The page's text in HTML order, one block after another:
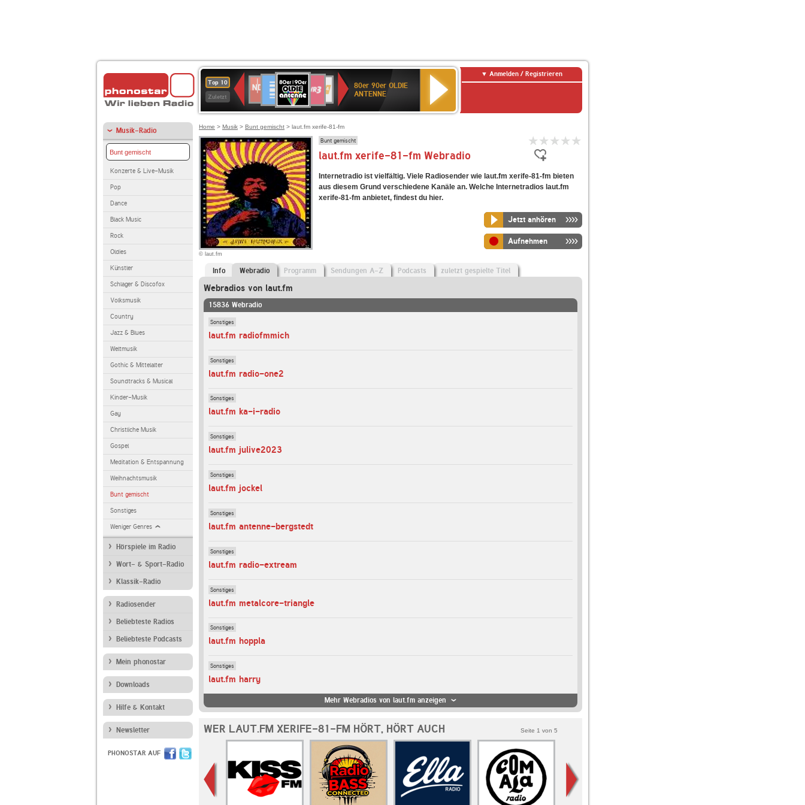
Top 10
Zuletzt
Deutschlandfunk
80er
90er
OLDIE
ANTENNE
SWR3
SWR
Kultur
NDR
2
80er 90er OLDIE
ANTENNE
Anmelden / Registrieren
Musik-Radio
Bunt gemischt
Konzerte & Live-Musik
Pop
Dance
Black Music
Rock
Oldies
Künstler
Schlager & Discofox
Volksmusik
Country
Jazz & Blues
Weltmusik
Gothic & Mittelalter
Soundtracks & Musical
Kinder-Musik
Gay
Christliche Musik
Gospel
Meditation & Entspannung
Weihnachtsmusik
Bunt gemischt
Sonstiges
Weniger Genres
Hörspiele im Radio
Wort- & Sport-Radio
Klassik-Radio
Radiosender
Beliebteste Radios
Beliebteste Podcasts
Mein phonostar
Downloads
Hilfe & Kontakt
Newsletter
PHONOSTAR AUF
Home > Musik > Bunt gemischt > laut.fm xerife-81-fm
© laut.fm
Bunt gemischt
laut.fm xerife-81-fm Webradio
Internetradio ist vielfältig. Viele Radiosender wie laut.fm xerife-81-fm bieten
aus diesem Grund verschiedene Kanäle an. Welche Internetradios laut.fm
xerife-81-fm anbietet, findest du hier.
Jetzt anhören
Aufnehmen
Info Webradio Programm Sendungen A-Z Podcasts zuletzt gespielte Titel
Webradios von laut.fm
15836 Webradio
Sonstiges
laut.fm radiofmmich
Sonstiges
laut.fm radio-one2
Sonstiges
laut.fm ka-i-radio
Sonstiges
laut.fm julive2023
Sonstiges
laut.fm jockel
Sonstiges
laut.fm antenne-bergstedt
Sonstiges
laut.fm radio-extream
Sonstiges
laut.fm metalcore-triangle
Sonstiges
laut.fm hoppla
Sonstiges
laut.fm harry
Mehr Webradios von laut.fm anzeigen
WER LAUT.FM XERIFE-81-FM HÖRT, HÖRT AUCH Seite 1 von 5